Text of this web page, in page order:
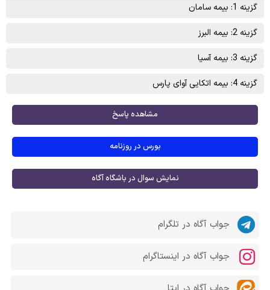
گزینه 1: بیمه سامان
گزینه 2: بیمه البرز
گزینه 3: بیمه آسیا
گزینه 4: بیمه اتکايی آوای پارس
مشاهده پاسخ
بورس در روزنامه
نمایش سوال در باشگاه آگاه
جواب آگاه در تلگرام
جواب آگاه در اینستاگرام